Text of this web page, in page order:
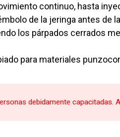
continuo, hasta
de la jeringa antes de
los párpados cerrados
para materiales
debidamente capacitadas.